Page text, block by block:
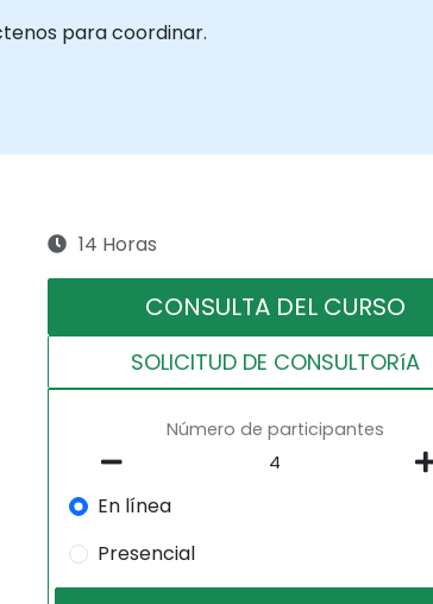
para coordinar.
14 Horas
CONSULTA DEL CURSO
SOLICITUD DE CONSULTORíA
Número de participantes
En línea
Presencial